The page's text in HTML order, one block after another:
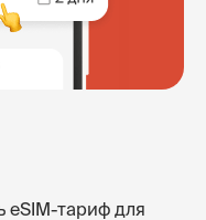
eSIM-тариф для